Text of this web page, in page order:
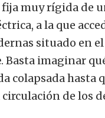
muy rígida de
a la que
situado en
. Basta imaginar
colapsada hasta
de los